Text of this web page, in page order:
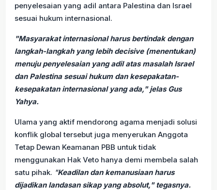
penyelesaian yang adil antara Palestina dan Israel
sesuai hukum internasional.
"Masyarakat internasional harus bertindak dengan
langkah-langkah yang lebih decisive (menentukan)
menuju penyelesaian yang adil atas masalah Israel
dan Palestina sesuai hukum dan kesepakatan-
kesepakatan internasional yang ada," jelas Gus
Yahya.
Ulama yang aktif mendorong agama menjadi solusi
konflik global tersebut juga menyerukan Anggota
Tetap Dewan Keamanan PBB untuk tidak
menggunakan Hak Veto hanya demi membela salah
satu pihak. "Keadilan dan kemanusiaan harus
dijadikan landasan sikap yang absolut," tegasnya.